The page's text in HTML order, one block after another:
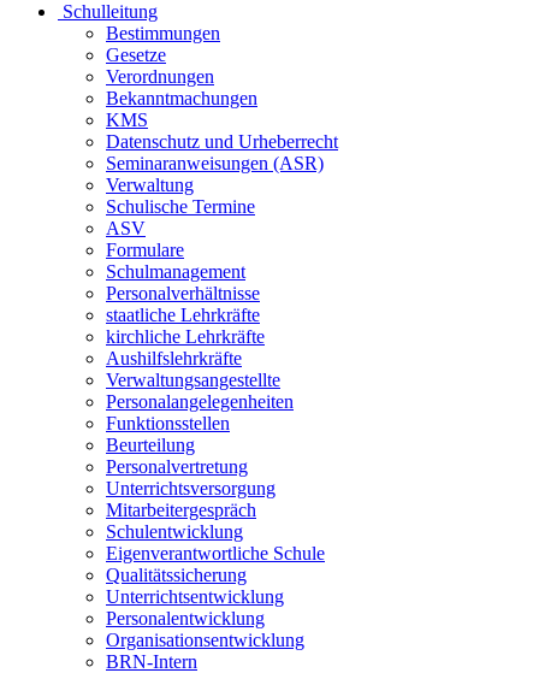
Schulleitung
Bestimmungen
Gesetze
Verordnungen
Bekanntmachungen
KMS
Datenschutz und Urheberrecht
Seminaranweisungen (ASR)
Verwaltung
Schulische Termine
ASV
Formulare
Schulmanagement
Personalverhältnisse
staatliche Lehrkräfte
kirchliche Lehrkräfte
Aushilfslehrkräfte
Verwaltungsangestellte
Personalangelegenheiten
Funktionsstellen
Beurteilung
Personalvertretung
Unterrichtsversorgung
Mitarbeitergespräch
Schulentwicklung
Eigenverantwortliche Schule
Qualitätssicherung
Unterrichtsentwicklung
Personalentwicklung
Organisationsentwicklung
BRN-Intern